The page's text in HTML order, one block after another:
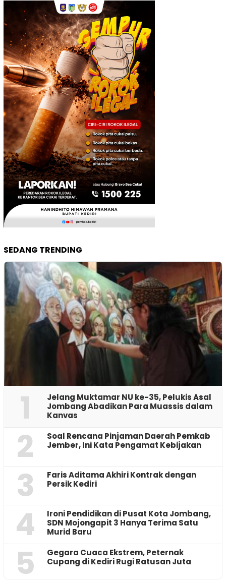
SEDANG TRENDING
1
Jelang Muktamar NU ke-35, Pelukis Asal
Jombang Abadikan Para Muassis dalam
Kanvas
2
‎Soal Rencana Pinjaman Daerah Pemkab
Jember, Ini Kata Pengamat Kebijakan ‎
3
Faris Aditama Akhiri Kontrak dengan
Persik Kediri
4
Ironi Pendidikan di Pusat Kota Jombang,
SDN Mojongapit 3 Hanya Terima Satu
Murid Baru
5
‎Gegara Cuaca Ekstrem, Peternak
Cupang di Kediri Rugi Ratusan Juta